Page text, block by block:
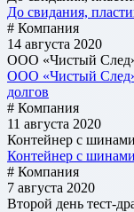
До свидания,
# Компания
14 августа 2020
ООО «Чистый След»
ООО «Чистый След»
долгов
# Компания
11 августа 2020
Контейнер с шинами
Контейнер с шинами
# Компания
7 августа 2020
Второй день тест-